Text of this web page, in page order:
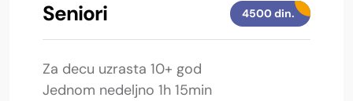
Seniori 4500 din.
Za decu uzrasta 10+ god
Jednom nedeljno 1h 15min